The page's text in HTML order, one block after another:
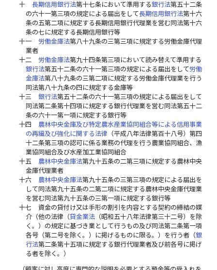
十
長期信用銀行法第十七条において準用する銀行法第五十二条
の六十一第三項の規定による届出をして長期信用銀行法第十六
条の五第二項に規定する長期信用銀行代理業を営む同法第十六
条の七に規定する長期信用銀行等
十一
労働金庫法第八十九条の三第三項に規定する労働金庫代理
業者
十二
労働金庫法第九十四条第三項において読み替えて準用する
銀行法第五十二条の六十一第三項の規定による届出をして労働
金庫法第八十九条の三第二項に規定する労働金庫代理業を行う
同法第八十九条の四に規定する金庫等
十三
銀行法第五十二条の六十一第三項の規定による届出をして
同法第二条第十四項に規定する銀行代理業を営む同法第五十二
条の六十一第一項に規定する銀行等
十四
農林中央金庫及び特定農水産業協同組合等による信用事業
の再編及び強化に関する法律 （平成八年法律第百十八号）第四
十二条第三項の認可に係る業務の代理を行う農業協同組合、漁
業協同組合及び水産加工業協同組合
十五
農林中央金庫法第九十五条の二第三項に規定する農林中央
金庫代理業者
十六
農林中央金庫法第九十五条の三第三項の規定による届出を
して同法第九十五条の二第二項に規定する農林中央金庫代理業
を営む同法第九十五条の三第一項に規定する銀行等
十七
資金の貸付け又は手形の割引を内容とする契約の締結の媒
介（他の法律（貸金業法（昭和五十八年法律第三十二号）を除
く。）の規定に基づき業として行うもの及び同法第二条第一項
各号（第二号を除く。）に掲げるものに限る。）を行う者（銀
行法第二条第十五項に規定する銀行代理業者及び前各号に掲げ
る者を除く。）